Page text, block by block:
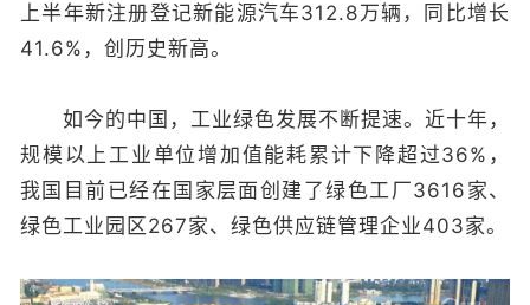
上半年新注册登记新能源汽车312.8万辆，同比增长
41.6%，创历史新高。
如今的中国，工业绿色发展不断提速。近十年，
规模以上工业单位增加值能耗累计下降超过36%，
我国目前已经在国家层面创建了绿色工厂3616家、
绿色工业园区267家、绿色供应链管理企业403家。